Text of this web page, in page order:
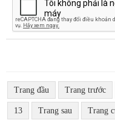
Trang đầu Trang trước
13 Trang sau Trang